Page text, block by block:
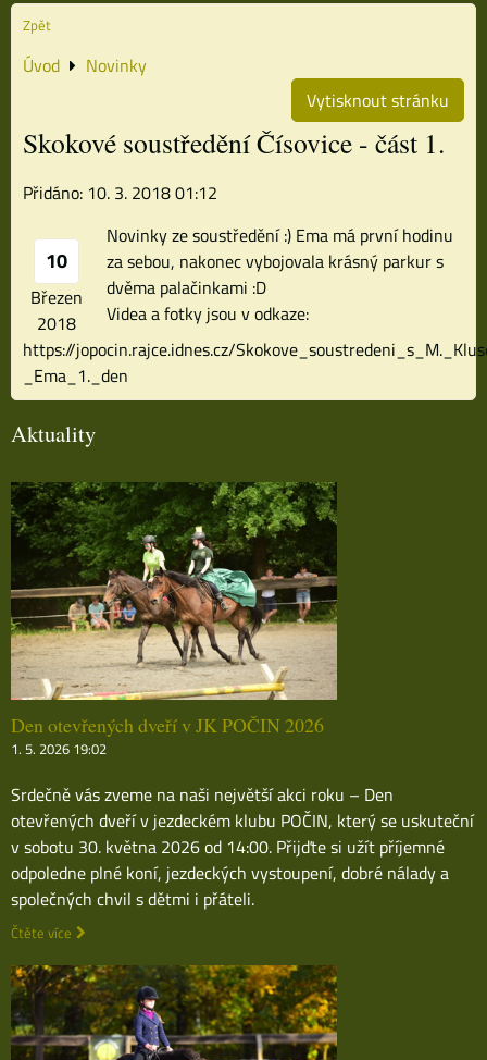
Zpět
Úvod
Novinky
Vytisknout stránku
Skokové soustředění Čísovice - část 1.
Přidáno: 10. 3. 2018 01:12
10
Březen
2018
Novinky ze soustředění :) Ema má první hodinu
za sebou, nakonec vybojovala krásný parkur s
dvěma palačinkami :D
Videa a fotky jsou v odkaze:
https://jopocin.rajce.idnes.cz/
_Ema_1._den
Aktuality
Den otevřených dveří v JK POČIN 2026
1. 5. 2026 19:02
Srdečně vás zveme na naši největší akci roku – Den
otevřených dveří v jezdeckém klubu POČIN, který se uskuteční
v sobotu 30. května 2026 od 14:00. Přijďte si užít příjemné
odpoledne plné koní, jezdeckých vystoupení, dobré nálady a
společných chvil s dětmi i přáteli.
Čtěte více